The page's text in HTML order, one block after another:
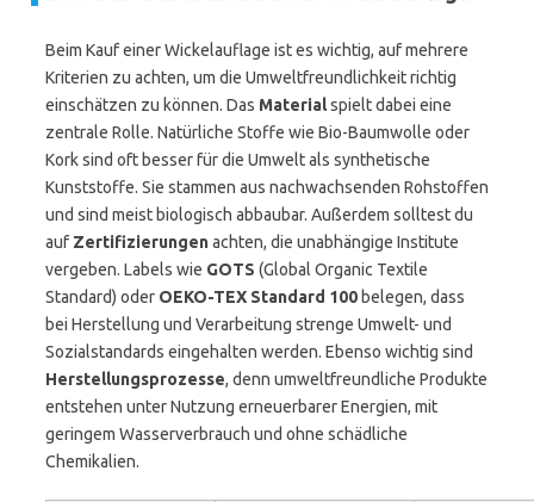
Beim Kauf einer Wickelauflage ist es wichtig, auf mehrere
Kriterien zu achten, um die Umweltfreundlichkeit richtig
einschätzen zu können. Das Materialspielt dabei eine
zentrale Rolle. Natürliche Stoffe wie Bio-Baumwolle oder
Kork sind oft besser für die Umwelt als synthetische
Kunststoffe. Sie stammen aus nachwachsenden Rohstoffen
und sind meist biologisch abbaubar. Außerdem solltest du
auf Zertifizierungenachten, die unabhängige Institute
vergeben. Labels wie GOTS (Global Organic Textile
Standard) oder OEKO-TEX Standard 100 belegen, dass
bei Herstellung und Verarbeitung strenge Umwelt- und
Sozialstandards eingehalten werden. Ebenso wichtig sind
Herstellungsprozesse, denn umweltfreundliche Produkte
entstehen unter Nutzung erneuerbarer Energien, mit
geringem Wasserverbrauch und ohne schädliche
Chemikalien.